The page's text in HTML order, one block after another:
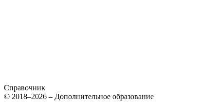
Справочник
© 2018–2026 – Дополнительное образование